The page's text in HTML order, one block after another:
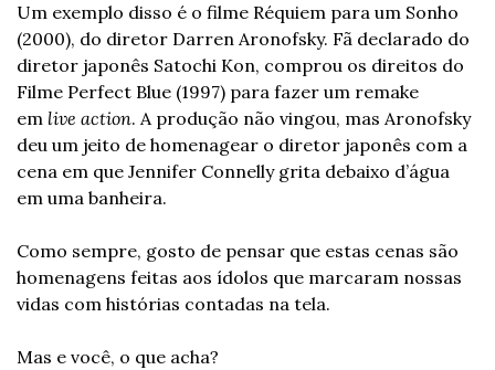
Um exemplo disso é o filme Réquiem para um Sonho
(2000), do diretor Darren Aronofsky. Fã declarado do
diretor japonês Satochi Kon, comprou os direitos do
Filme Perfect Blue (1997) para fazer um remake
em live action. A produção não vingou, mas Aronofsky
deu um jeito de homenagear o diretor japonês com a
cena em que Jennifer Connelly grita debaixo d’água
em uma banheira.
Como sempre, gosto de pensar que estas cenas são
homenagens feitas aos ídolos que marcaram nossas
vidas com histórias contadas na tela.
Mas e você, o que acha?